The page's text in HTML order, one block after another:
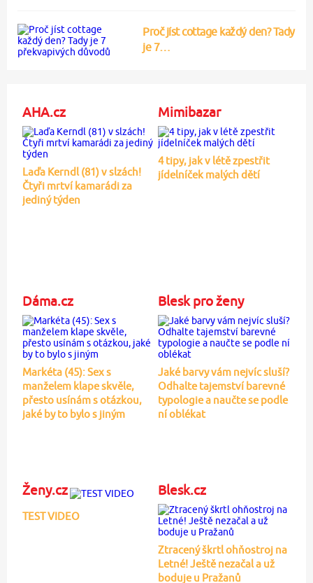
Proč jíst cottage každý den? Tady
je 7…
AHA.cz
Laďa Kerndl (81) v slzách!
Čtyři mrtví kamarádi za
jediný týden
Mimibazar
4 tipy, jak v létě zpestřit
jídelníček malých dětí
Dáma.cz
Markéta (45): Sex s
manželem klape skvěle,
přesto usínám s otázkou,
jaké by to bylo s jiným
Blesk pro ženy
Jaké barvy vám nejvíc sluší?
Odhalte tajemství barevné
typologie a naučte se podle
ní oblékat
Ženy.cz
TEST VIDEO
Blesk.cz
Ztracený škrtl ohňostroj na
Letné! Ještě nezačal a už
boduje u Pražanů